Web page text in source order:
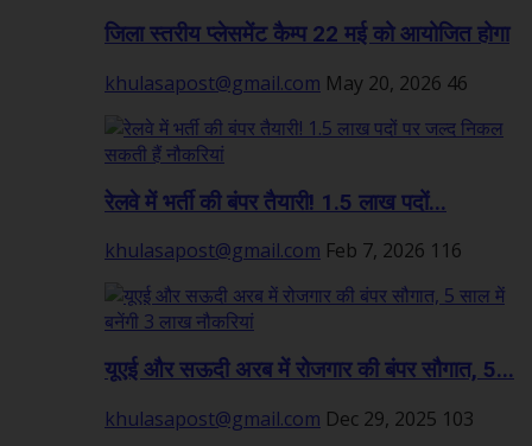
जिला स्तरीय प्लेसमेंट कैम्प 22 मई को आयोजित होगा
khulasapost@gmail.com May 20, 2026 46
रेलवे में भर्ती की बंपर तैयारी! 1.5 लाख पदों...
khulasapost@gmail.com Feb 7, 2026 116
यूएई और सऊदी अरब में रोजगार की बंपर सौगात, 5...
khulasapost@gmail.com Dec 29, 2025 103